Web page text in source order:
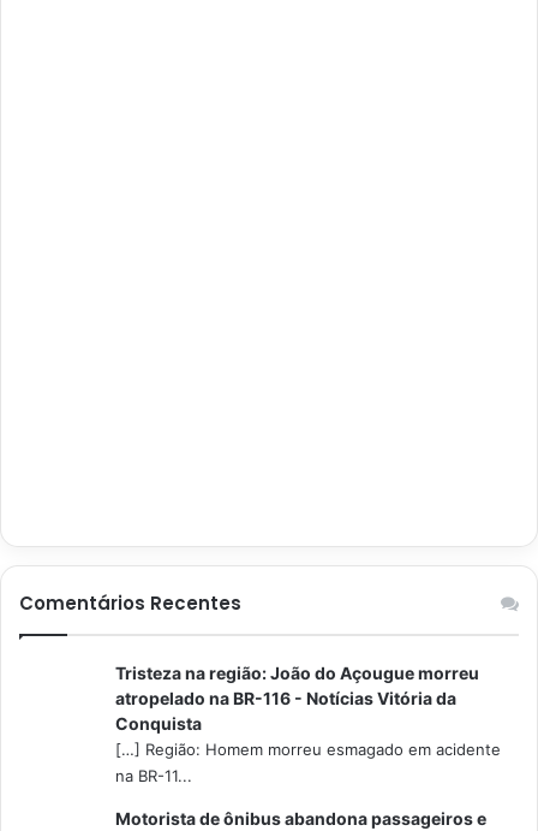
Comentários Recentes
Tristeza na região: João do Açougue morreu
atropelado na BR-116 - Notícias Vitória da
Conquista
[…] Região: Homem morreu esmagado em acidente
na BR-11...
Motorista de ônibus abandona passageiros e